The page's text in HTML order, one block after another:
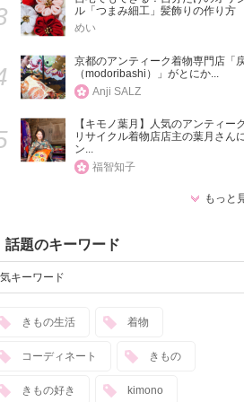
ル「つまみ細工」髪飾りの作り方
めい
京都のアンティーク着物専門店「
（modoribashi）」がとにか...
Anji SALZ
【キモノ葉月】人気のアンティー
リサイクル着物店店主の葉月さん
ン...
福智知子
もっと
話題のキーワード
キーワード
きもの生活 着物
コーディネート きもの
きもの好き kimono